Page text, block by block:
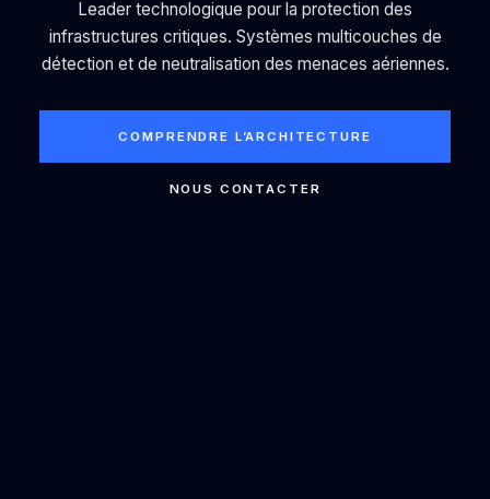
Leader technologique pour la protection des
infrastructures critiques. Systèmes multicouches de
détection et de neutralisation des menaces aériennes.
COMPRENDRE L’ARCHITECTURE
NOUS CONTACTER